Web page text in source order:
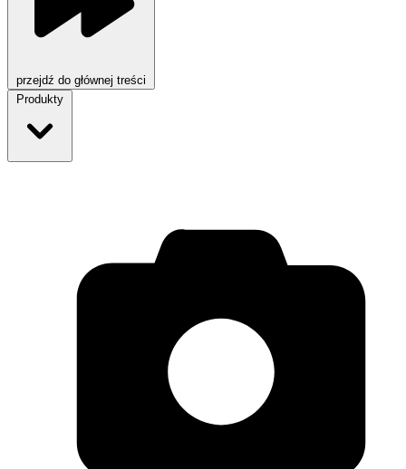
przejdź do głównej treści
Produkty